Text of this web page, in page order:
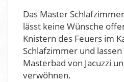
Das Master
lässt keine Wünsche
Knistern des Feuers im
Schlafzimmer und
Masterbad von Jacuzzi
verwöhnen.